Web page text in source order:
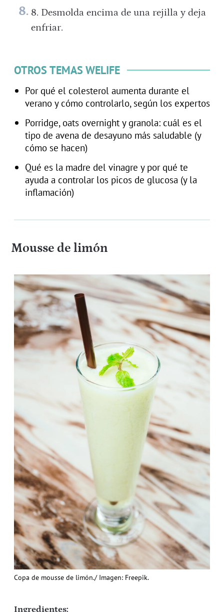
Desmolda encima de una rejilla y deja
enfriar.
OTROS TEMAS WELIFE
Por qué el colesterol aumenta durante el
verano y cómo controlarlo, según los expertos
Porridge, oats overnight y granola: cuál es el
tipo de avena de desayuno más saludable (y
cómo se hacen)
Qué es la madre del vinagre y por qué te
ayuda a controlar los picos de glucosa (y la
inflamación)
Mousse de limón
Copa de mousse de limón./ Imagen: Freepik.
Ingredientes: